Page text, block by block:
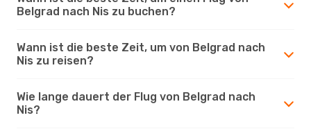
Belgrad nach Nis zu buchen?
Wann ist die beste Zeit, um von Belgrad nach
Nis zu reisen?
Wie lange dauert der Flug von Belgrad nach
Nis?